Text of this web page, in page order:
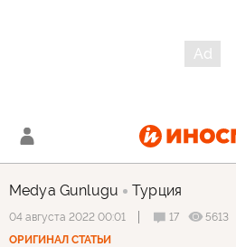
Medya Gunlugu Турция
04 августа 2022 00:01 17
5613
ОРИГИНАЛ СТАТЬИ